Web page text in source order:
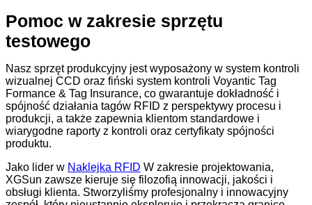
Pomoc w zakresie sprzętu
testowego
Nasz sprzęt produkcyjny jest wyposażony w system kontroli
wizualnej CCD oraz fiński system kontroli Voyantic Tag
Formance & Tag Insurance, co gwarantuje dokładność i
spójność działania tagów RFID z perspektywy procesu i
produkcji, a także zapewnia klientom standardowe i
wiarygodne raporty z kontroli oraz certyfikaty spójności
produktu.
Jako lider w Naklejka RFID W zakresie projektowania,
XGSun zawsze kieruje się filozofią innowacji, jakości i
obsługi klienta. Stworzyliśmy profesjonalny i innowacyjny